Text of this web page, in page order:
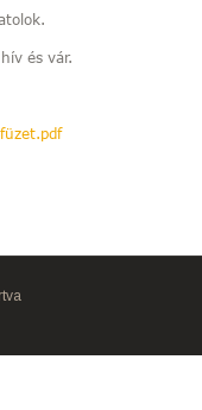
és vár.